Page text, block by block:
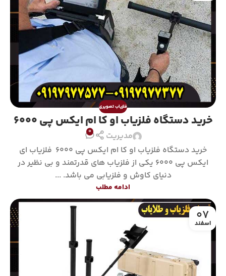
فلزیاب تصویری
خرید دستگاه فلزیاب او کا ام ایکس پی 6000
مدیریت 0
خرید دستگاه فلزیاب او کا ام ایکس پی 6000 فلزیاب ای
ایکس پی 6000 یکی از فلزیاب های قدرتمند و بی نظیر در
دنیای کاوش و فلزیابی می باشد. ...
ادامه مطلب
07
اسفند